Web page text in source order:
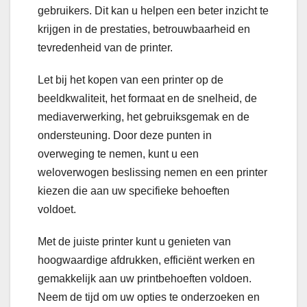
gebruikers. Dit kan u helpen een beter inzicht te
krijgen in de prestaties, betrouwbaarheid en
tevredenheid van de printer.
Let bij het kopen van een printer op de
beeldkwaliteit, het formaat en de snelheid, de
mediaverwerking, het gebruiksgemak en de
ondersteuning. Door deze punten in
overweging te nemen, kunt u een
weloverwogen beslissing nemen en een printer
kiezen die aan uw specifieke behoeften
voldoet.
Met de juiste printer kunt u genieten van
hoogwaardige afdrukken, efficiënt werken en
gemakkelijk aan uw printbehoeften voldoen.
Neem de tijd om uw opties te onderzoeken en